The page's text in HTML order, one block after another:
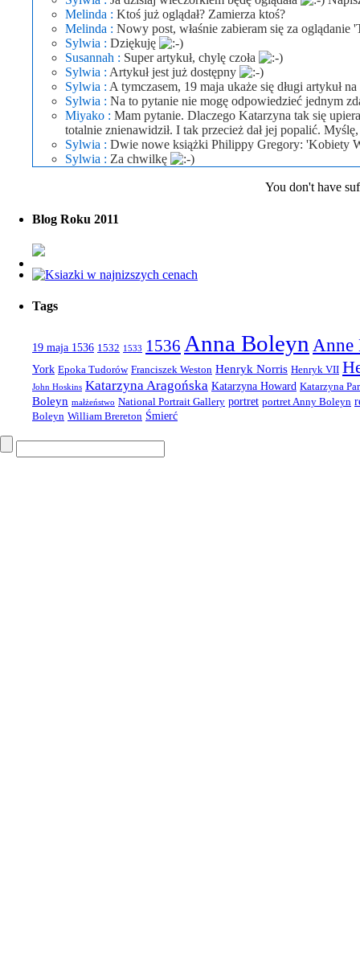
Melinda : Ktoś już oglądał? Zamierza ktoś?
Melinda : Nowy post, właśnie zabieram się za
Sylwia : Dziękuję
Susannah : Super artykuł, chylę czoła
Sylwia : Artykuł jest już dostępny
Sylwia : A tymczasem, 19 maja ukaże się długi artykuł
Sylwia : Na to pytanie nie mogę odpowiedzieć jednym
Miyako : Mam pytanie. Dlaczego Katarzyna tak się
totalnie znienawidził. I tak przecież dał jej popalić.
Sylwia : Dwie nowe książki Philippy Gregory:
Sylwia : Za chwilkę
You don't have
Blog Roku 2011
Tags
19 maja 1536 1532 1533 1536 Anna Boleyn Anne
York Epoka Tudorów Franciszek Weston Henryk Norris Henryk VII
John Hoskins Katarzyna Aragońska Katarzyna Howard Katarzyna
Boleyn małżeństwo National Portrait Gallery portret portret Anny Boleyn
Boleyn William Brereton Śmierć